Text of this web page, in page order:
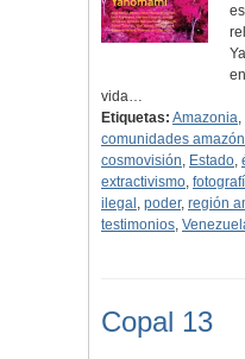
vida…
Etiquetas: Amazonia,
comunidades
cosmovisión, Estado,
extractivismo,
ilegal , poder, región
testimonios,
Copal 13